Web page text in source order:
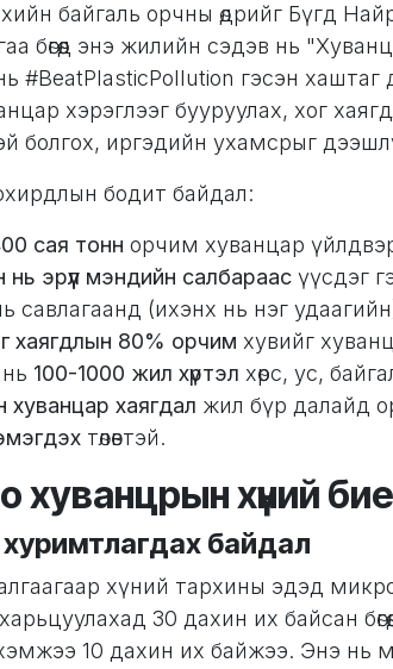
байгаль орчны өдрийг Бүгд
бөгөөд энэ жилийн сэдэв нь
#BeatPlasticPollution гэсэн
хэрэглээг бууруулах, хог
болгох, иргэдийн ухамсрыг
бодит байдал:
сая тонн орчим хуванцар
нь эрүүл мэндийн салбараас үүсдэг
савлагаанд (ихэнх нь нэг
хаягдлын 80% орчим хувийг
100-1000 жил хүртэл хөрс, ус,
хуванцар хаягдал жил бүр далайд
төлөвтэй.
хүний биед
байдал
хүний тархины эдэд
30 дахин их байсан
10 дахин их байжээ. Энэ нь